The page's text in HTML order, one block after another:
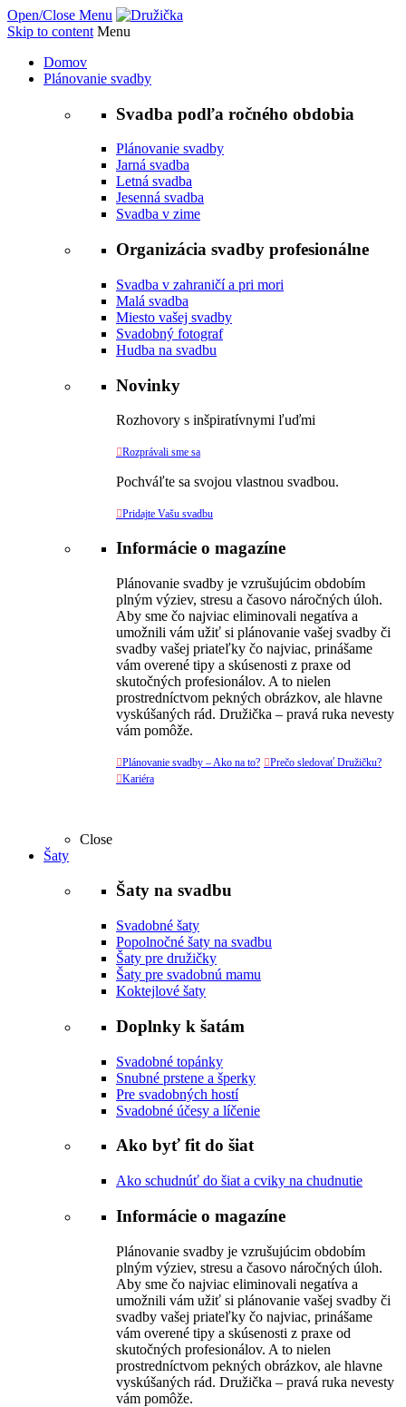
Open/Close Menu
Skip to content Menu
Domov
Plánovanie svadby
Svadba podľa ročného obdobia
Plánovanie svadby
Jarná svadba
Letná svadba
Jesenná svadba
Svadba v zime
Organizácia svadby profesionálne
Svadba v zahraničí a pri mori
Malá svadba
Miesto vašej svadby
Svadobný fotograf
Hudba na svadbu
Novinky
Rozhovory s inšpiratívnymi ľuďmi
Rozprávali sme sa
Pochváľte sa svojou vlastnou svadbou.
Pridajte Vašu svadbu
Informácie o magazíne
Plánovanie svadby je vzrušujúcim obdobím
plným výziev, stresu a časovo náročných úloh.
Aby sme čo najviac eliminovali negatíva a
umožnili vám užiť si plánovanie vašej svadby či
svadby vašej priateľky čo najviac, prinášame
vám overené tipy a skúsenosti z praxe od
skutočných profesionálov. A to nielen
prostredníctvom pekných obrázkov, ale hlavne
vyskúšaných rád. Družička – pravá ruka nevesty
vám pomôže.
Plánovanie svadby – Ako na to? Prečo sledovať Družičku?
Kariéra
Close
Šaty
Šaty na svadbu
Svadobné šaty
Popolnočné šaty na svadbu
Šaty pre družičky
Šaty pre svadobnú mamu
Koktejlové šaty
Doplnky k šatám
Svadobné topánky
Snubné prstene a šperky
Pre svadobných hostí
Svadobné účesy a líčenie
Ako byť fit do šiat
Ako schudnúť do šiat a cviky na chudnutie
Informácie o magazíne
Plánovanie svadby je vzrušujúcim obdobím
plným výziev, stresu a časovo náročných úloh.
Aby sme čo najviac eliminovali negatíva a
umožnili vám užiť si plánovanie vašej svadby či
svadby vašej priateľky čo najviac, prinášame
vám overené tipy a skúsenosti z praxe od
skutočných profesionálov. A to nielen
prostredníctvom pekných obrázkov, ale hlavne
vyskúšaných rád. Družička – pravá ruka nevesty
vám pomôže.